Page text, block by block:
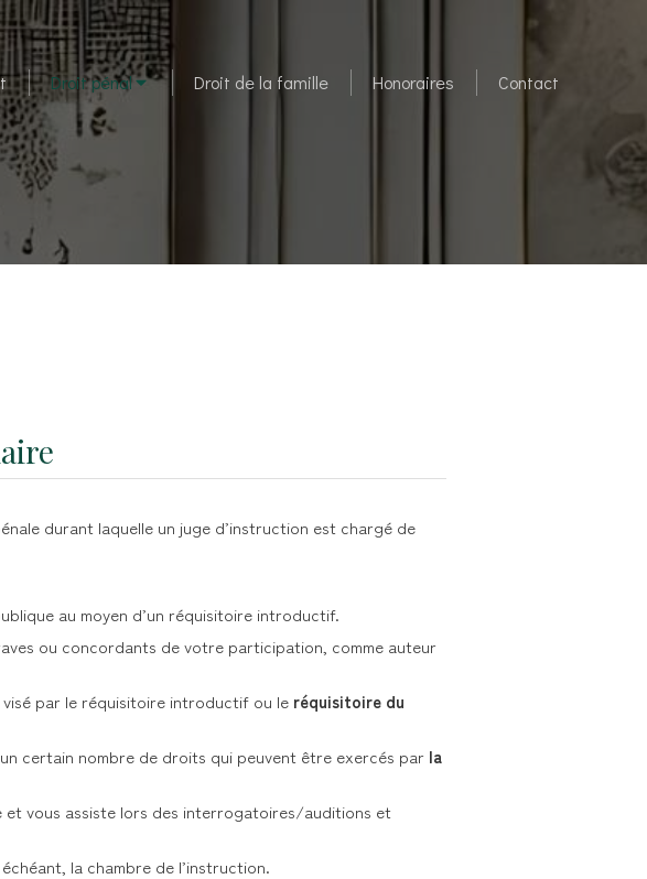
Droit pénal Droit de la famille Honoraires Contact
durant laquelle un juge d’instruction est chargé de
au moyen d’un réquisitoire introductif.
ou concordants de votre participation, comme auteur
par le réquisitoire introductif ou le réquisitoire du
certain nombre de droits qui peuvent être exercés par la
et vous assiste lors des interrogatoires/auditions et
la chambre de l’instruction.